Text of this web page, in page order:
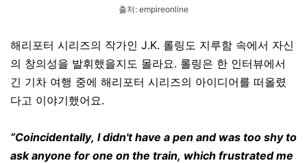
출처: empireonline
해리포터 시리즈의 작가인 J.K. 롤링도 지루함 속에서 자신
의 창의성을 발휘했을지도 몰라요. 롤링은 한 인터뷰에서
긴 기차 여행 중에 해리포터 시리즈의 아이디어를 떠올렸
다고 이야기했어요.
“Coincidentally, I didn't have a pen and was too shy to
ask anyone for one on the train, which frustrated me